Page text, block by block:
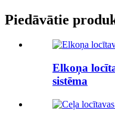
Piedāvātie
Elkoņa
sistēma